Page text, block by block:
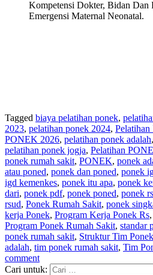
Kompetensi Dokter, Bidan Dan
Emergensi Maternal Neonatal.
Tagged biaya pelatihan ponek,
2023, pelatihan ponek 2024,
PONEK 2026, pelatihan ponek adalah,
pelatihan ponek jogja, Pelatihan
ponek rumah sakit, PONEK, ponek
atau poned, ponek dan poned, ponek
igd kemenkes, ponek itu apa, ponek
dari, ponek pdf, ponek poned, ponek rs
rsud, Ponek Rumah Sakit, ponek
kerja Ponek, Program Kerja Ponek Rs,
Program Ponek Rumah Sakit, standar
ponek rumah sakit, Struktur Tim Ponek
adalah, tim ponek rumah sakit, Tim
comment
Cari untuk: